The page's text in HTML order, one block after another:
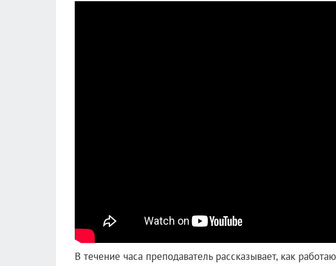
В течение часа преподаватель рассказывает, как